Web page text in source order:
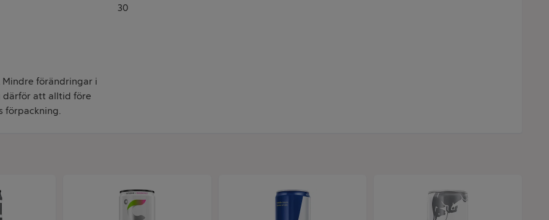
30
förändringar i
därför att alltid före
förpackning.